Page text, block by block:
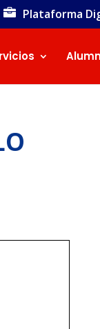
Plataforma